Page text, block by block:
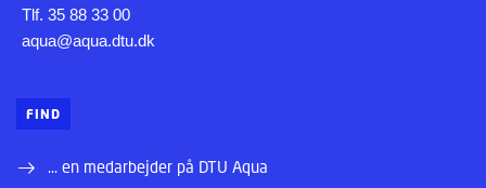
Tlf. 35 88 33 00
aqua@aqua.dtu.dk
FIND
... en medarbejder på DTU Aqua